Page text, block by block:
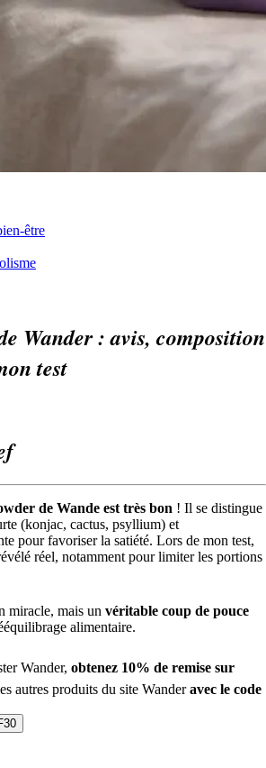
être
Wander : avis, composition
test
de Wande est très bon ! Il se distingue
(konjac, cactus, psyllium) et
pour favoriser la satiété. Lors de mon test,
réel, notamment pour limiter les portions
miracle, mais un véritable coup de pouce
alimentaire.
Wander, obtenez 10% de remise sur
autres produits du site Wanderavec le code